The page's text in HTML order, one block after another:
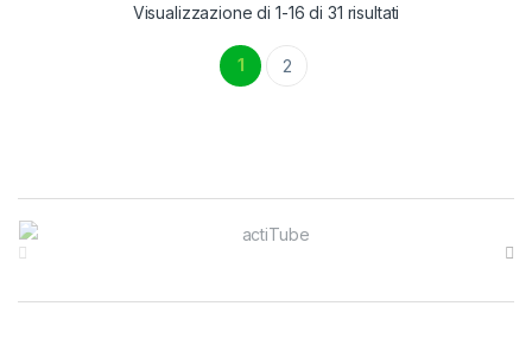
Visualizzazione di 1-16 di 31 risultati
1 2
Brands Carousel